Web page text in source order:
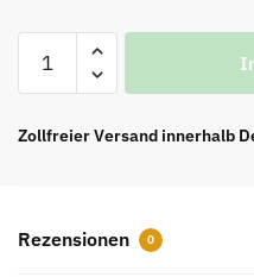
Trainer
Weiß
Zollfreier Versand innerhalb
Rezensionen 0